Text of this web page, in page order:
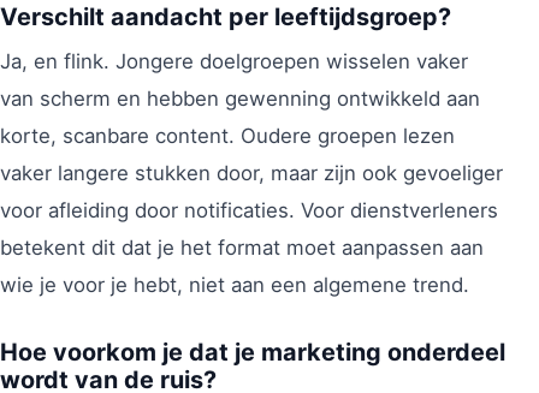
Verschilt aandacht per leeftijdsgroep?
Ja, en flink. Jongere doelgroepen wisselen vaker
van scherm en hebben gewenning ontwikkeld aan
korte, scanbare content. Oudere groepen lezen
vaker langere stukken door, maar zijn ook gevoeliger
voor afleiding door notificaties. Voor dienstverleners
betekent dit dat je het format moet aanpassen aan
wie je voor je hebt, niet aan een algemene trend.
Hoe voorkom je dat je marketing onderdeel
wordt van de ruis?